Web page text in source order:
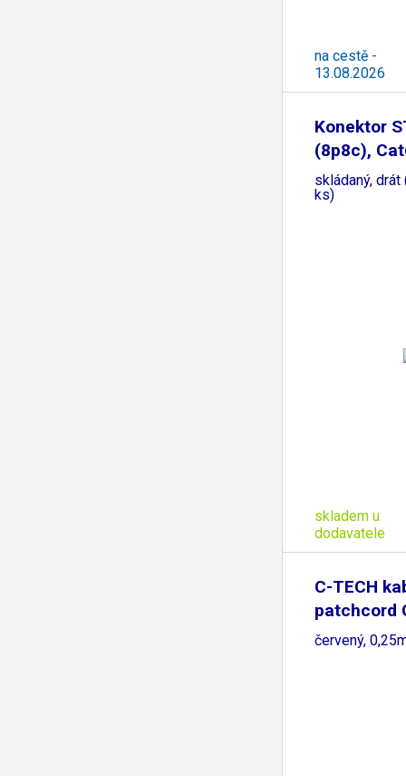
na cestě -
13.08.2026
Konektor
(8p8c),
skládaný,
ks)
skladem u
dodavatele
C-TECH
patchcord
červený,